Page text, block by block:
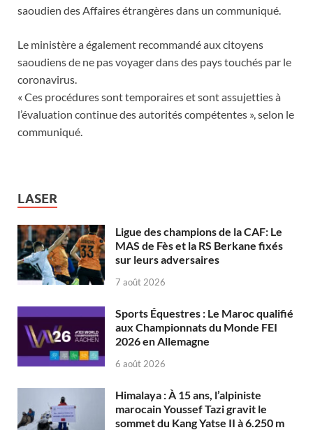
saoudien des Affaires étrangères dans un communiqué.
Le ministère a également recommandé aux citoyens
saoudiens de ne pas voyager dans des pays touchés par le
coronavirus.
« Ces procédures sont temporaires et sont assujetties à
l’évaluation continue des autorités compétentes », selon le
communiqué.
LASER
Ligue des champions de la CAF: Le
MAS de Fès et la RS Berkane fixés
sur leurs adversaires
7 août 2026
Sports Équestres : Le Maroc qualifié
aux Championnats du Monde FEI
2026 en Allemagne
6 août 2026
Himalaya : À 15 ans, l’alpiniste
marocain Youssef Tazi gravit le
sommet du Kang Yatse II à 6.250 m